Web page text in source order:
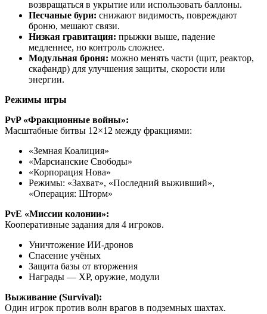
возвращаться в укрытие или использовать баллоны.
Песчаные бури: снижают видимость, повреждают
броню, мешают связи.
Низкая гравитация: прыжки выше, падение
медленнее, но контроль сложнее.
Модульная броня: можно менять части (щит, реактор,
скафандр) для улучшения защиты, скорости или
энергии.
Режимы игры
PvP «Фракционные войны»:
Масштабные битвы 12×12 между фракциями:
«Земная Коалиция»
«Марсианские Свободы»
«Корпорация Нова»
Режимы: «Захват», «Последний выживший»,
«Операция: Шторм»
PvE «Миссии колонии»:
Кооперативные задания для 4 игроков.
Уничтожение ИИ-дронов
Спасение учёных
Защита базы от вторжения
Награды — XP, оружие, модули
Выживание (Survival):
Один игрок против волн врагов в подземных шахтах.